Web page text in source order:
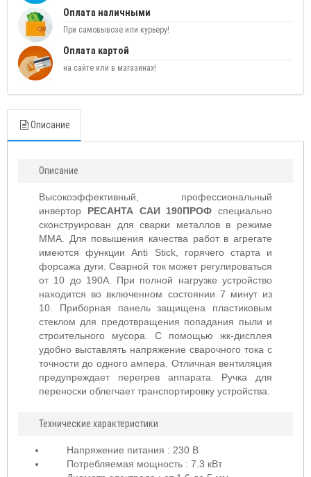
Оплата наличными
При самовывозе или курьеру!
Оплата картой
на сайте или в магазинах!
Описание
Описание
Высокоэффективный, профессиональный
инвертор РЕСАНТА САИ 190ПРОФ специально
сконструирован для сварки металлов в режиме
ММА. Для повышения качества работ в агрегате
имеются функции Anti Stick, горячего старта и
форсажа дуги. Сварной ток может регулироваться
от 10 до 190А. При полной нагрузке устройство
находится во включенном состоянии 7 минут из
10. Приборная панель защищена пластиковым
стеклом для предотвращения попадания пыли и
строительного мусора. С помощью жк-дисплея
удобно выставлять напряжение сварочного тока с
точности до одного ампера. Отличная вентиляция
предупреждает перегрев аппарата. Ручка для
переноски облегчает транспортировку устройства.
Технические характеристики
Напряжение питания : 230 В
Потребляемая мощность : 7.3 кВт